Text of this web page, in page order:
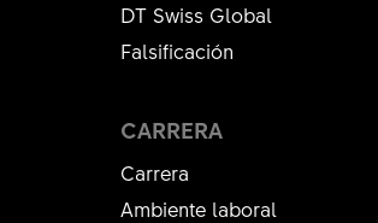
DT Swiss Global
Falsificación
CARRERA
Carrera
Ambiente laboral